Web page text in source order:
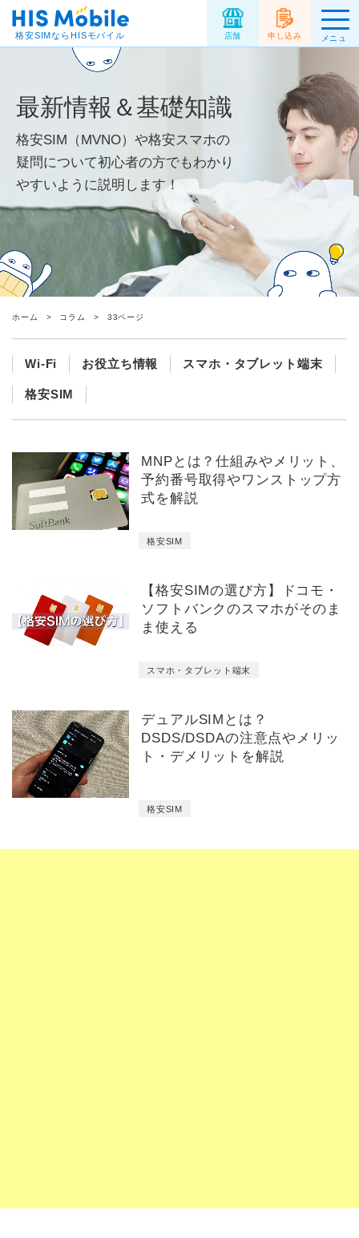
格安SIMならHISモバイル 店舗 申し込み
メニュ
ー
最新情報＆基礎知識
格安SIM（MVNO）や格安スマホの
疑問について初心者の方でもわかり
やすいように説明します！
ホーム コラム 33ページ
Wi-Fi お役立ち情報 スマホ・タブレット端末
格安SIM
MNPとは？仕組みやメリット、
予約番号取得やワンストップ方
式を解説
格安SIM
【格安SIMの選び方】ドコモ・
ソフトバンクのスマホがそのま
ま使える
スマホ・タブレット端末
デュアルSIMとは？
DSDS/DSDAの注意点やメリッ
ト・デメリットを解説
格安SIM